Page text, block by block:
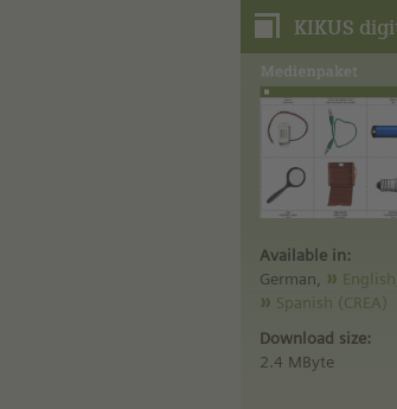
KIKUS
Available in:
German,
English
Spanish (CREA)
Download size:
2.4 MByte